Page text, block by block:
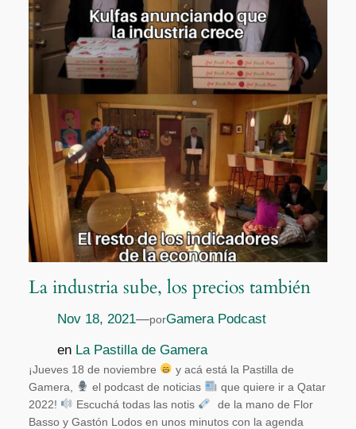
La industria sube, los precios también
Nov 18, 2021—porGamera Podcast
en La Pastilla de Gamera
¡Jueves 18 de noviembre
y acá está la Pastilla de
Gamera,
el podcast de noticias
que quiere ir a Qatar
2022!
Escuchá todas las notis
de la mano de Flor
Basso y Gastón Lodos en unos minutos con la agenda